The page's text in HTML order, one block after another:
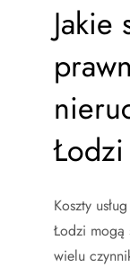
Jakie
Łodzi
Koszty
Łodzi mogą
wielu